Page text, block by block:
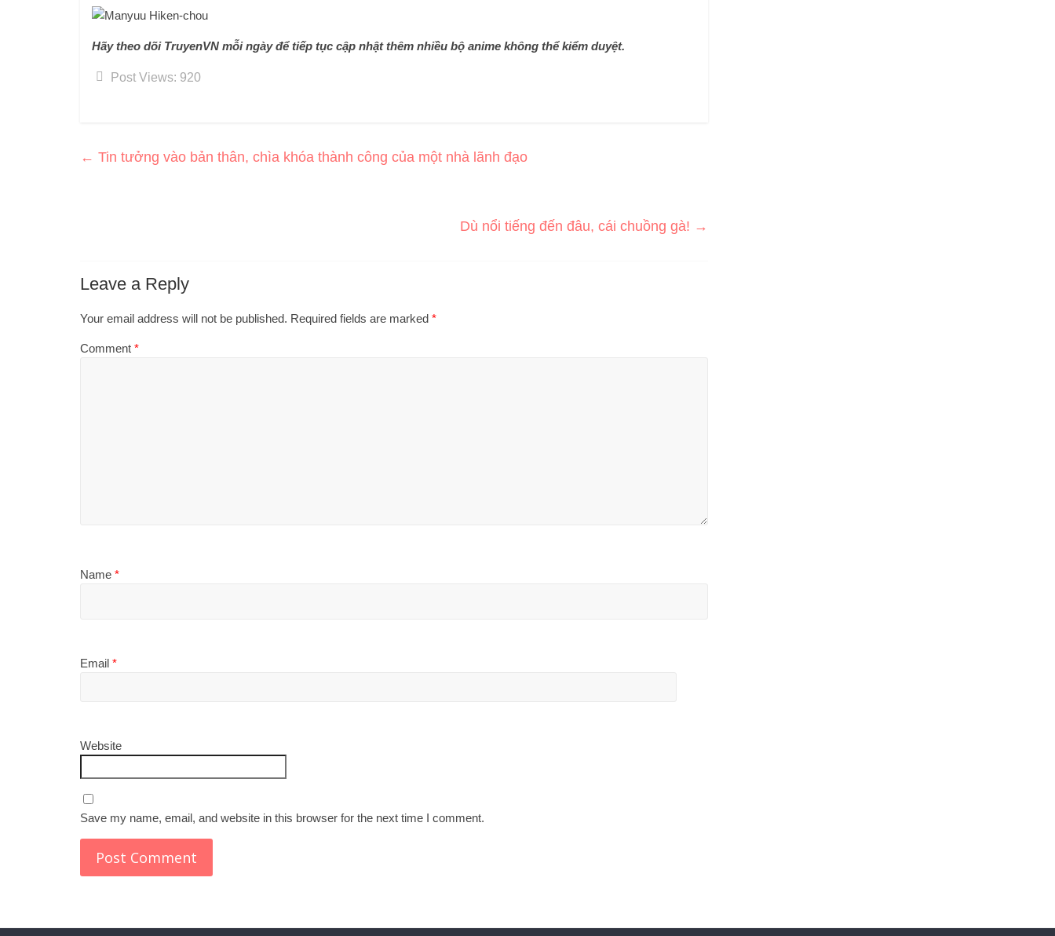
Hãy theo dõi TruyenVN mỗi ngày để tiếp tục cập nhật thêm nhiều bộ anime không thể kiểm duyệt.
Post Views: 920
← Tin tưởng vào bản thân, chìa khóa thành công của một nhà lãnh đạo
Dù nổi tiếng đến đâu, cái chuồng gà! →
Leave a Reply
Your email address will not be published. Required fields are marked *
Comment *
Name *
Email *
Website
Save my name, email, and website in this browser for the next time I comment.